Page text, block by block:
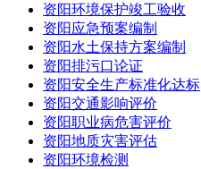
资阳环境保护竣工验收
资阳应急预案编制
资阳水土保持方案编制
资阳排污口论证
资阳安全生产标准化达标
资阳交通影响评价
资阳职业病危害评价
资阳地质灾害评估
资阳环境检测